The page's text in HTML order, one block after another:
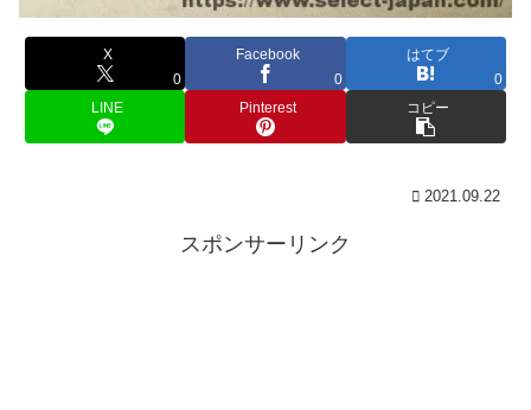
X
0
Facebook
0
はてブ
0
LINE
Pinterest コピー
2021.09.22
スポンサーリンク